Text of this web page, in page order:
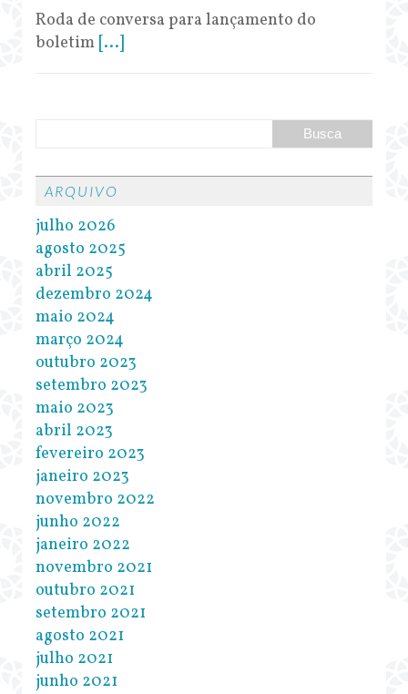
Roda de conversa para lançamento do
boletim [...]
ARQUIVO
julho 2026
agosto 2025
abril 2025
dezembro 2024
maio 2024
março 2024
outubro 2023
setembro 2023
maio 2023
abril 2023
fevereiro 2023
janeiro 2023
novembro 2022
junho 2022
janeiro 2022
novembro 2021
outubro 2021
setembro 2021
agosto 2021
julho 2021
junho 2021